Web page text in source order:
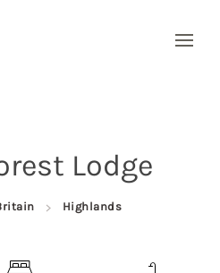
Lodge
Highlands